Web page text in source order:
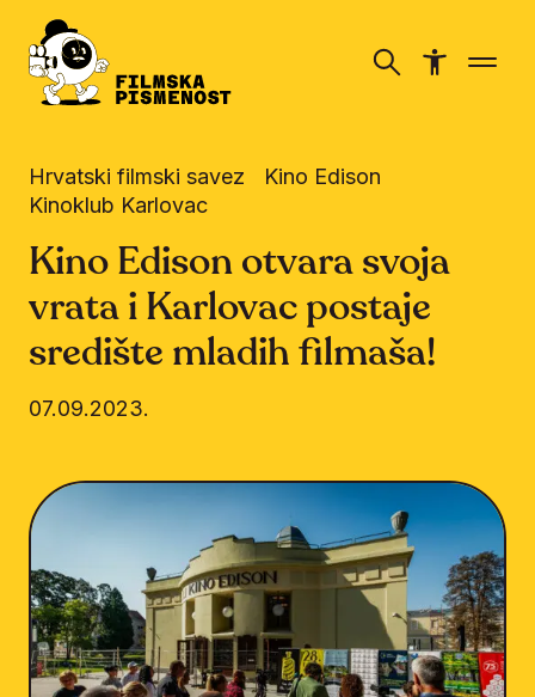
Hrvatski filmski savez
Kino Edison
Kinoklub Karlovac
Kino Edison otvara svoja
vrata i Karlovac postaje
središte mladih filmaša!
07.09.2023.